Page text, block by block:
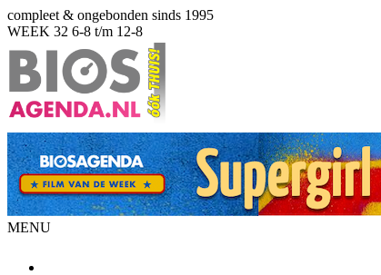
compleet & ongebonden sinds 1995
WEEK 32 6-8 t/m 12-8
MENU